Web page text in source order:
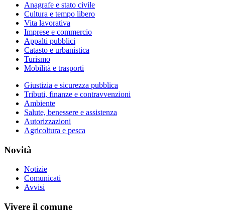
Anagrafe e stato civile
Cultura e tempo libero
Vita lavorativa
Imprese e commercio
Appalti pubblici
Catasto e urbanistica
Turismo
Mobilità e trasporti
Giustizia e sicurezza pubblica
Tributi, finanze e contravvenzioni
Ambiente
Salute, benessere e assistenza
Autorizzazioni
Agricoltura e pesca
Novità
Notizie
Comunicati
Avvisi
Vivere il comune